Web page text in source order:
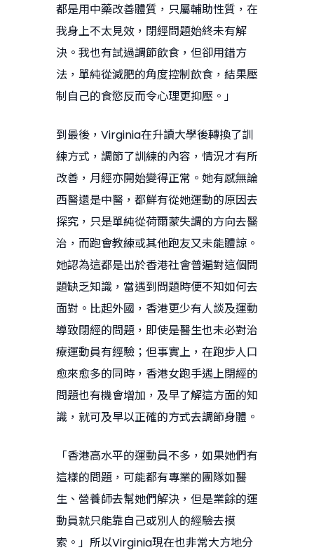
都是用中藥改善體質，只屬輔助性質，在
我身上不太見效，閉經問題始終未有解
決。我也有試過調節飲食，但卻用錯方
法，單純從減肥的角度控制飲食，結果壓
制自己的食慾反而令心理更抑壓。」
到最後，Virginia在升讀大學後轉換了訓
練方式，調節了訓練的內容，情況才有所
改善，月經亦開始變得正常。她有感無論
西醫還是中醫，都鮮有從她運動的原因去
探究，只是單純從荷爾蒙失調的方向去醫
治，而跑會教練或其他跑友又未能體諒。
她認為這都是出於香港社會普遍對這個問
題缺乏知識，當遇到問題時便不知如何去
面對。比起外國，香港更少有人談及運動
導致閉經的問題，即使是醫生也未必對治
療運動員有經驗；但事實上，在跑步人口
愈來愈多的同時，香港女跑手遇上閉經的
問題也有機會增加，及早了解這方面的知
識，就可及早以正確的方式去調節身體。
「香港高水平的運動員不多，如果她們有
這樣的問題，可能都有專業的團隊如醫
生、營養師去幫她們解決，但是業餘的運
動員就只能靠自己或別人的經驗去摸
索。」所以Virginia現在也非常大方地分